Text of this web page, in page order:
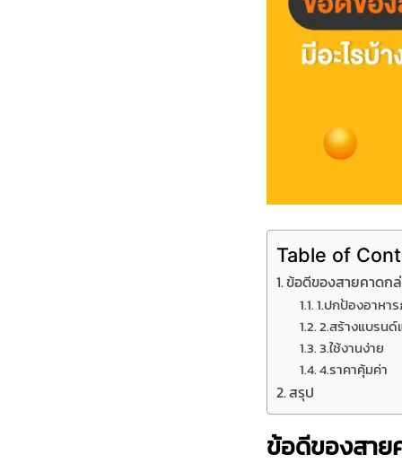
Table of
ข้อดีของสายคาดกล่
1.ปกป้องอาหา
2.สร้างแบรนด์
3.ใช้งานง่าย
4.ราคาคุ้มค่า
สรุป
ข้อดีของสาย